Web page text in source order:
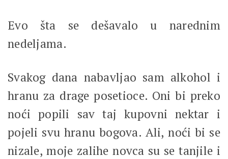
Evo šta se dešavalo u narednim
nedeljama.
Svakog dana nabavljao sam alkohol i
hranu za drage posetioce. Oni bi preko
noći popili sav taj kupovni nektar i
pojeli svu hranu bogova. Ali, noći bi se
nizale, moje zalihe novca su se tanjile i